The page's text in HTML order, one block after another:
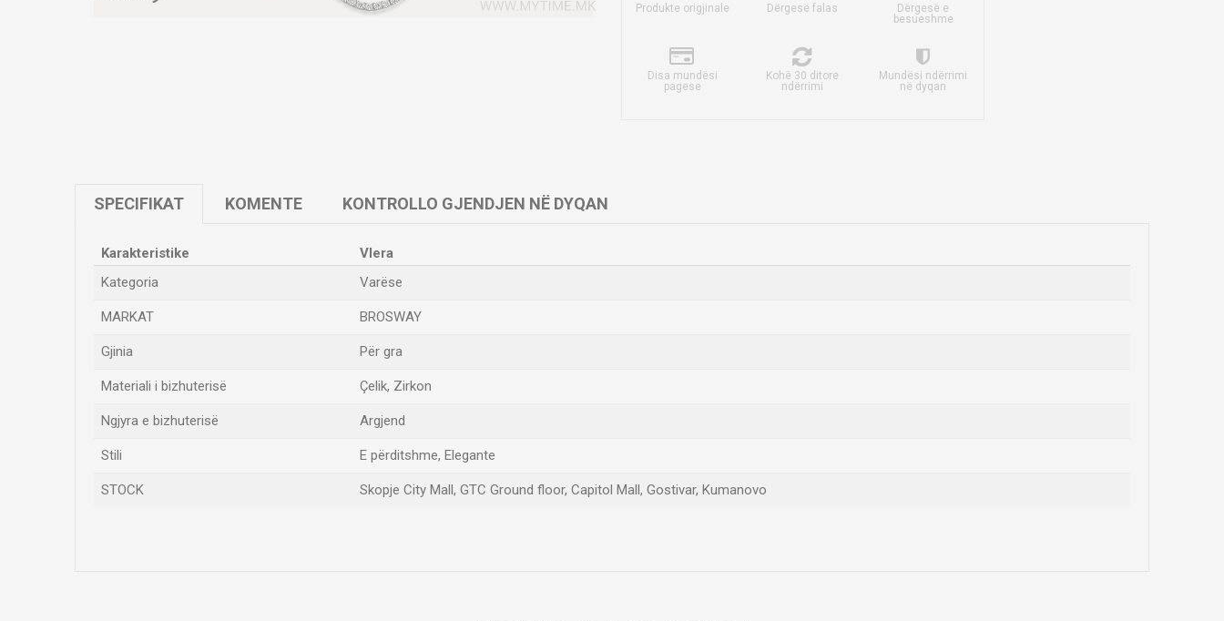
Produkte origjinale Dërgesë falas
Dërgesë e
besueshme
Disa mundësi
pagese
Kohë 30 ditore
ndërrimi
Mundësi ndërrimi
në dyqan
SPECIFIKAT KOMENTE KONTROLLO GJENDJEN NË DYQAN
Karakteristike
Vlera
Kategoria
Varëse
MARKAT BROSWAY
Gjinia Për gra
Materiali i bizhuterisë Çelik, Zirkon
Ngjyra e bizhuterisë Argjend
Stili E përditshme, Elegante
STOCK Skopje City Mall, GTC Ground floor, Capitol Mall, Gostivar, Kumanovo